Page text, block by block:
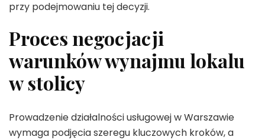
przy podejmowaniu tej decyzji.
Proces negocjacji
warunków wynajmu lokalu
w stolicy
Prowadzenie działalności usługowej w Warszawie
wymaga podjęcia szeregu kluczowych kroków, a